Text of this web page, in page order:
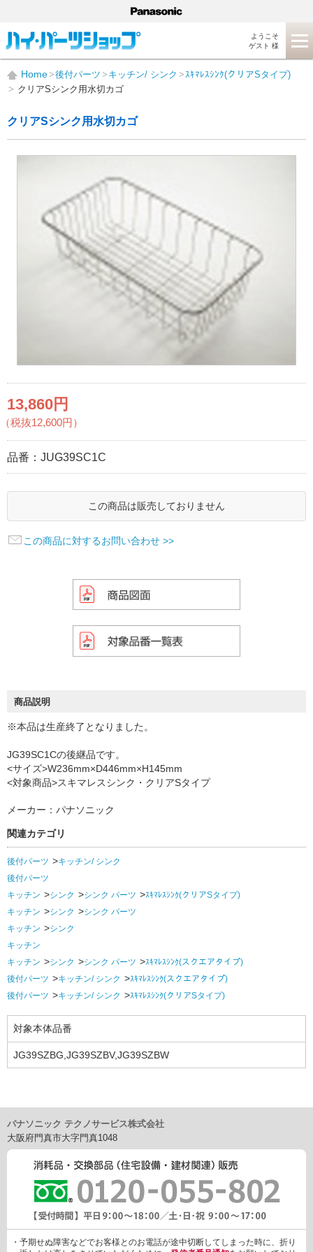
ようこそ
ゲスト 様
Home 後付パーツ キッチン/ シンク
ｽｷﾏﾚｽｼﾝｸ(クリアSタイプ)
クリアSシンク用水切カゴ
クリアSシンク用水切カゴ
13,860円
（税抜12,600円）
品番： JUG39SC1C
この商品は販売しておりません
この商品に対するお問い合わせ >>
商品説明
※本品は生産終了となりました。
JG39SC1Cの後継品です。
<サイズ>W236mm×D446mm×H145mm
<対象商品>スキマレスシンク・クリアSタイプ
メーカー：パナソニック
関連カテゴリ
後付パーツ
キッチン/ シンク
後付パーツ
キッチン
シンク シンク パーツ
ｽｷﾏﾚｽｼﾝｸ(クリアSタイプ)
キッチン
シンク
シンク パーツ
キッチン
シンク
キッチン
キッチン
シンク シンク パーツ
ｽｷﾏﾚｽｼﾝｸ(スクエアタイプ)
後付パーツ
キッチン/ シンク
ｽｷﾏﾚｽｼﾝｸ(スクエアタイプ)
後付パーツ
キッチン/ シンク ｽｷﾏﾚｽｼﾝｸ(クリアSタイプ)
対象本体品番
JG39SZBG,JG39SZBV,JG39SZBW
パナソニック テクノサービス株式会社
大阪府門真市大字門真1048
・予期せぬ障害などでお客様とのお電話が途中切断してしまった時に、折り